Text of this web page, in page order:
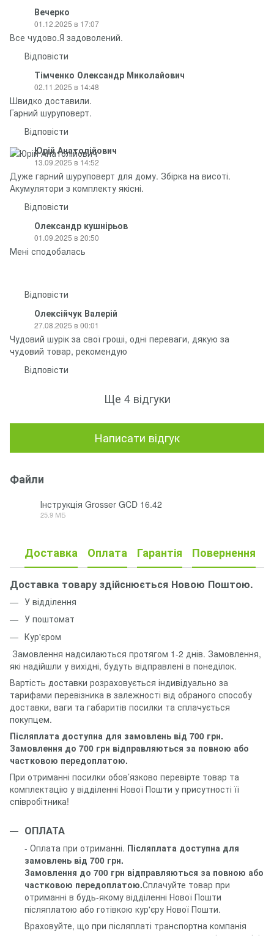
Вечерко
01.12.2025 в 17:07
Все чудово.Я задоволений.
Відповісти
Тімченко Олександр Миколайович
02.11.2025 в 14:48
Швидко доставили.
Гарний шуруповерт.
Відповісти
Юрій Анатолійович
13.09.2025 в 14:52
Дуже гарний шуруповерт для дому. Збірка на висоті.
Акумулятори з комплекту якісні.
Відповісти
Олександр кушнірьов
01.09.2025 в 20:50
Мені сподобалась
Відповісти
Олексійчук Валерій
27.08.2025 в 00:01
Чудовий шурік за свої гроші, одні переваги, дякую за
чудовий товар, рекомендую
Відповісти
Ще 4 відгуки
Написати відгук
Файли
Інструкція Grosser GCD 16.42
25.9 МБ
Доставка Оплата Гарантія Повернення
Доставка товару здійснюється Новою Поштою.
У відділення
У поштомат
Кур'єром
Замовлення надсилаються протягом 1-2 днів. Замовлення,
які надійшли у вихідні, будуть відправлені в понеділок.
Вартість доставки розраховується індивідуально за
тарифами перевізника в залежності від обраного способу
доставки, ваги та габаритів посилки та сплачується
покупцем.
Післяплата доступна для замовлень від 700 грн.
Замовлення до 700 грн відправляються за повною або
частковою передоплатою.
При отриманні посилки обов’язково перевірте товар та
комплектацію у відділенні Нової Пошти у присутності її
співробітника!
ОПЛАТА
- Оплата при отриманні. Післяплата доступна для
замовлень від 700 грн.
Замовлення до 700 грн відправляються за повною або
частковою передоплатою.Сплачуйте товар при
отриманні в будь-якому відділенні Нової Пошти
післяплатою або готівкою кур'єру Нової Пошти.
Враховуйте, що при післяплаті транспортна компанія